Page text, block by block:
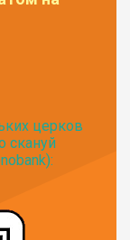
церков
скануй